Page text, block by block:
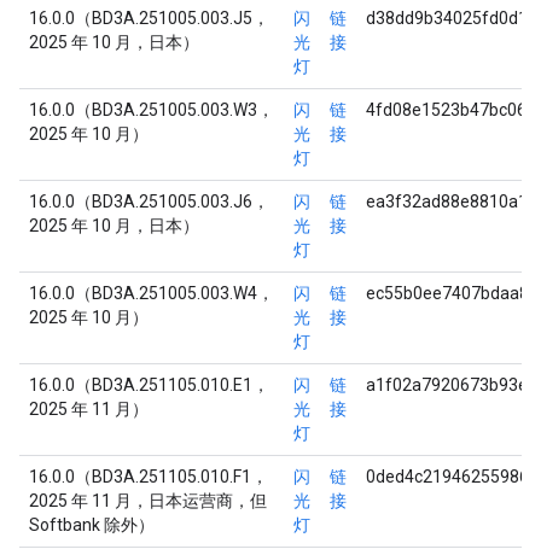
16.0.0（BD3A.251005.003.J5，
2025 年 10 月，日本）
闪
光
灯
链
接
16.0.0（BD3A.251005.003.W3，
2025 年 10 月）
闪
光
灯
链
接
16.0.0（BD3A.251005.003.J6，
2025 年 10 月，日本）
闪
光
灯
链
接
16.0.0（BD3A.251005.003.W4，
2025 年 10 月）
闪
光
灯
链
接
16.0.0（BD3A.251105.010.E1，
2025 年 11 月）
闪
光
灯
链
接
16.0.0（BD3A.251105.010.F1，
2025 年 11 月，日本运营商，但
Softbank 除外）
闪
光
灯
链
接